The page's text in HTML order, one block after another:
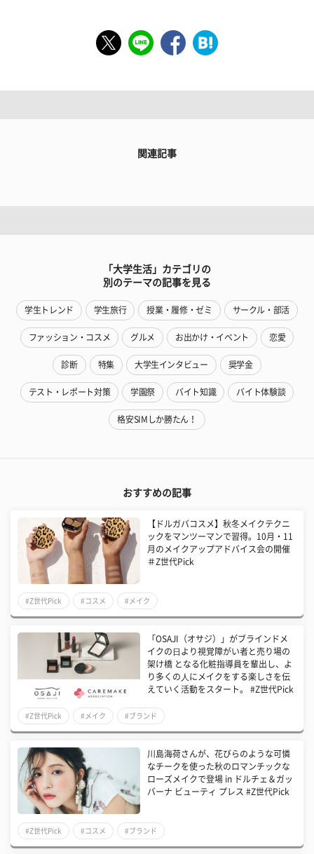
関連記事
「大学生活」カテゴリの
別のテーマの記事を見る
学生トレンド 学生旅行 授業・履修・ゼミ サークル・部活
ファッション・コスメ グルメ お出かけ・イベント 恋愛
診断 特集 大学生インタビュー 奨学金
テスト・レポート対策 学園祭 バイト知識 バイト体験談
格安SIMしか勝たん！
おすすめの記事
【ドルガバコスメ】秋冬メイクテクニ
ックをマンツーマンで習得。10月・11
月のメイクアップアドバイス会の開催
＃Z世代Pick
#Z世代Pick #コスメ #メイク
「OSAJI（オサジ）」がブラインドメ
イクの⽇より視覚障がい者と売り場の
架け橋 となる化粧指導員を輩出し、よ
り多くの⼈にメイクをする楽しさを伝
えていく活動をスタート。 #Z世代Pick
#Z世代Pick #メイク #ブランド
川島海荷さんが、花びらのような可憐
なチークを使った秋のロマンチックな
ローズメイクで登場 in ドルチェ＆ガッ
バーナ ビューティ プレス #Z世代Pick
#Z世代Pick #コスメ #ブランド